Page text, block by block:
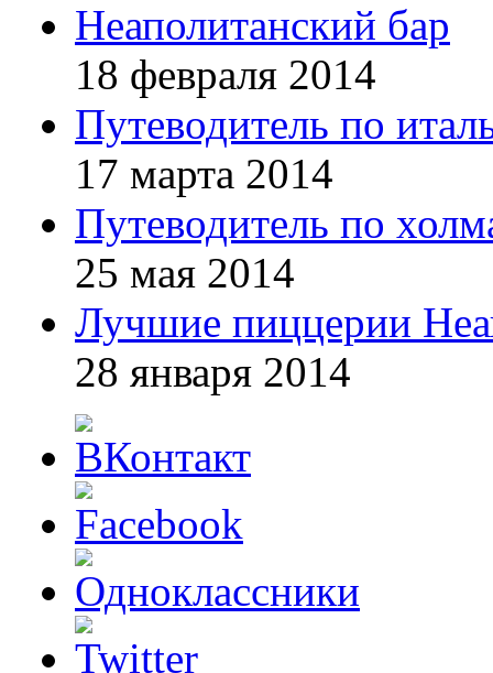
Неаполитанский бар
18 февраля 2014
Путеводитель по
17 марта 2014
Путеводитель по
25 мая 2014
Лучшие пиццерии
28 января 2014